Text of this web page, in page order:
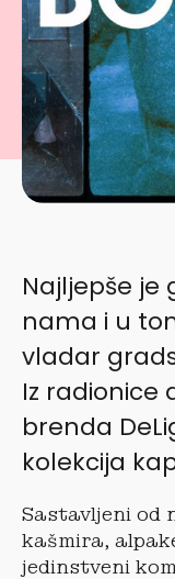
Najljepše je
nama i u
vladar
Iz
brenda
kolekcija
Sastavljeni od
kašmira,
jedinstveni